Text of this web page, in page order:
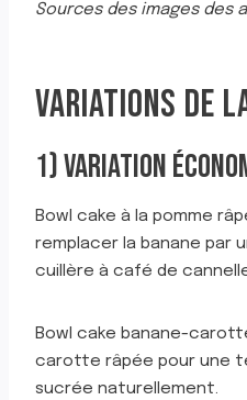
Sources des images des
VARIATIONS DE
1) VARIATION
Bowl cake à la pomme
remplacer la banane par
cuillère à café de
Bowl cake banane-
carotte râpée pour une
sucrée naturellement.